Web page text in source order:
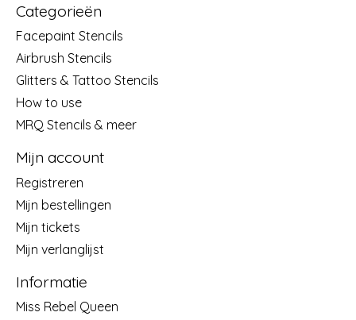
Categorieën
Facepaint Stencils
Airbrush Stencils
Glitters & Tattoo Stencils
How to use
MRQ Stencils & meer
Mijn account
Registreren
Mijn bestellingen
Mijn tickets
Mijn verlanglijst
Informatie
Miss Rebel Queen